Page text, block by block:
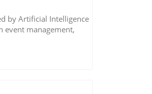
by Artificial Intelligence
event management,